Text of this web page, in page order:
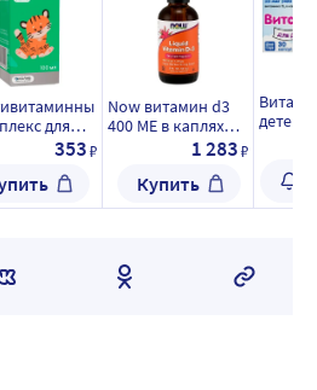
для
сироп для
внутрь
353₽
Now витамин d3
400 МЕ в каплях
для детей 59 мл
с дозатором
1 283₽
Купить
детей